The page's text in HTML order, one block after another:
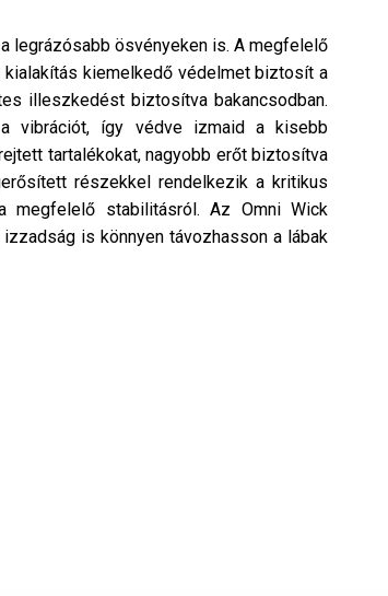
legrázósabb ösvényeken is. A megfelelő
kiemelkedő védelmet biztosít a
illeszkedést biztosítva bakancsodban.
vibrációt, így védve izmaid a kisebb
tartalékokat, nagyobb erőt biztosítva
részekkel rendelkezik a kritikus
megfelelő stabilitásról. Az Omni Wick
is könnyen távozhasson a lábak